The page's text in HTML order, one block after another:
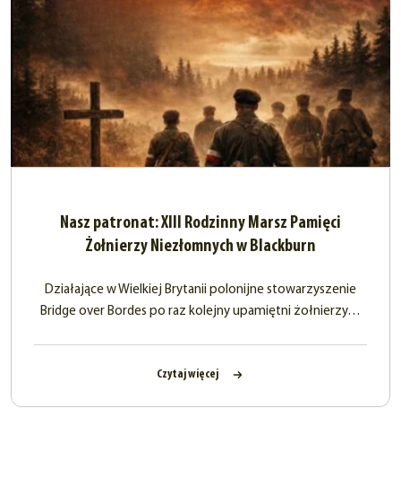
Nasz patronat: XIII Rodzinny Marsz Pamięci
Żołnierzy Niezłomnych w Blackburn
Działające w Wielkiej Brytanii polonijne stowarzyszenie
Bridge over Bordes po raz kolejny upamiętni żołnierzy…
Czytaj więcej